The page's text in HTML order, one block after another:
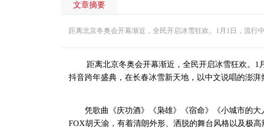
文章摘要
距离北京冬奥会开幕渐近，全民开启冰雪狂欢。1月1日，流行
距离北京冬奥会开幕渐近，全民开启冰雪狂欢。1
抖音跨年盛典，在长春冰雪新天地，以中文说唱的澎湃
凭歌曲《庆功酒》《枭雄》《宿命》《小城市的大
FOX胡天渝，有着清朗外形、洒脱的舞台风格以及极